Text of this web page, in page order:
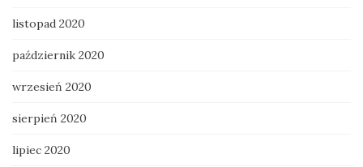
listopad 2020
październik 2020
wrzesień 2020
sierpień 2020
lipiec 2020